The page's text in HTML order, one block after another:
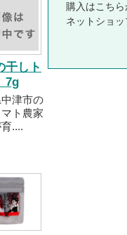
干しト
7g
津市の
ト農家
....
購入はこちら
ネットショッ